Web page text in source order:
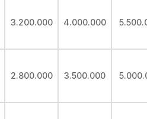
3.200.000 4.000.000
2.800.000 3.500.000